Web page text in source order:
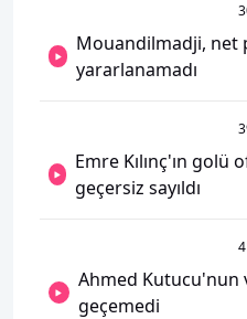
Mouandilmadji, net
yararlanamadı
Emre Kılınç'ın golü
geçersiz sayıldı
Ahmed Kutucu'nun
geçemedi